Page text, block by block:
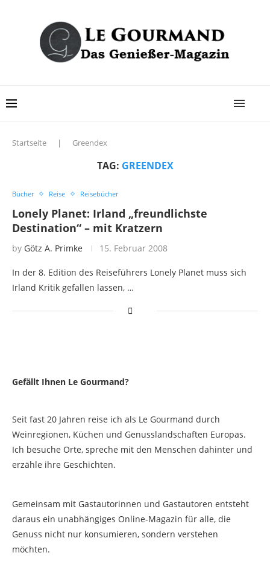
Startseite | Greendex
TAG: GREENDEX
Bücher Reise Reisebücher
Lonely Planet: Irland „freundlichste
Destination“ – mit Kratzern
by Götz A. Primke 15. Februar 2008
In der 8. Edition des Reiseführers Lonely Planet muss sich
Irland Kritik gefallen lassen, …
Gefällt Ihnen Le Gourmand?
Seit fast 20 Jahren reise ich als Le Gourmand durch
Weinregionen, Küchen und Genusslandschaften Europas.
Ich besuche Orte, spreche mit den Menschen dahinter und
erzähle ihre Geschichten.
Gemeinsam mit Gastautorinnen und Gastautoren entsteht
daraus ein unabhängiges Online-Magazin für alle, die
Genuss nicht nur konsumieren, sondern verstehen
möchten.